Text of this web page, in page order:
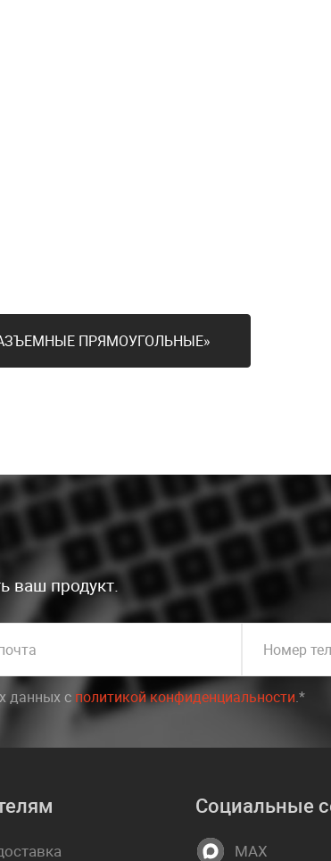
ПРЯМОУГОЛЬНЫЕ»
ваш продукт.
Номер
данных c политикой конфиденциальности.*
Социальные
MAX